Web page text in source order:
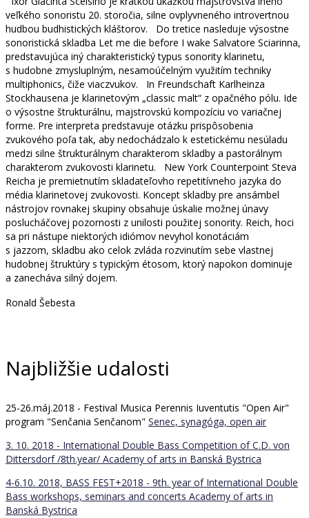
veľkého sonoristu 20. storočia, silne ovplyvneného introvertnou
hudbou budhistických kláštorov. Do tretice nasleduje výsostne
sonoristická skladba Let me die before I wake Salvatore Sciarinna,
predstavujúca iný charakteristický typus sonority klarinetu,
s hudobne zmysluplným, nesamoúčelným využitím techniky
multiphonics, čiže viaczvukov. In Freundschaft Karlheinza
Stockhausena je klarinetovým „classic malt“ z opačného pólu. Ide
o výsostne štrukturálnu, majstrovskú kompozíciu vo variačnej
forme. Pre interpreta predstavuje otázku prispôsobenia
zvukového poľa tak, aby nedochádzalo k estetickému nesúladu
medzi silne štrukturálnym charakterom skladby a pastorálnym
charakterom zvukovosti klarinetu. New York Counterpoint Steva
Reicha je premietnutím skladateľovho repetitívneho jazyka do
média klarinetovej zvukovosti. Koncept skladby pre ansámbel
nástrojov rovnakej skupiny obsahuje úskalie možnej únavy
poslucháčovej pozornosti z unilosti použitej sonority. Reich, hoci
sa pri nástupe niektorých idiómov nevyhol konotáciám
s jazzom, skladbu ako celok zvláda rozvinutím sebe vlastnej
hudobnej štruktúry s typickým étosom, ktorý napokon dominuje
a zanecháva silný dojem.
Ronald Šebesta
Najbližšie udalosti
25-26.máj.2018 - Festival Musica Perennis Iuventutis "Open Air"
program "Senčania Senčanom" Senec, synagóga, open air
3. 10. 2018 - International Double Bass Competition of C.D. von
Dittersdorf /8th.year/ Academy of arts in Banská Bystrica
4-6.10. 2018, BASS FEST+2018 - 9th. year of International Double
Bass workshops, seminars and concerts Academy of arts in
Banská Bystrica